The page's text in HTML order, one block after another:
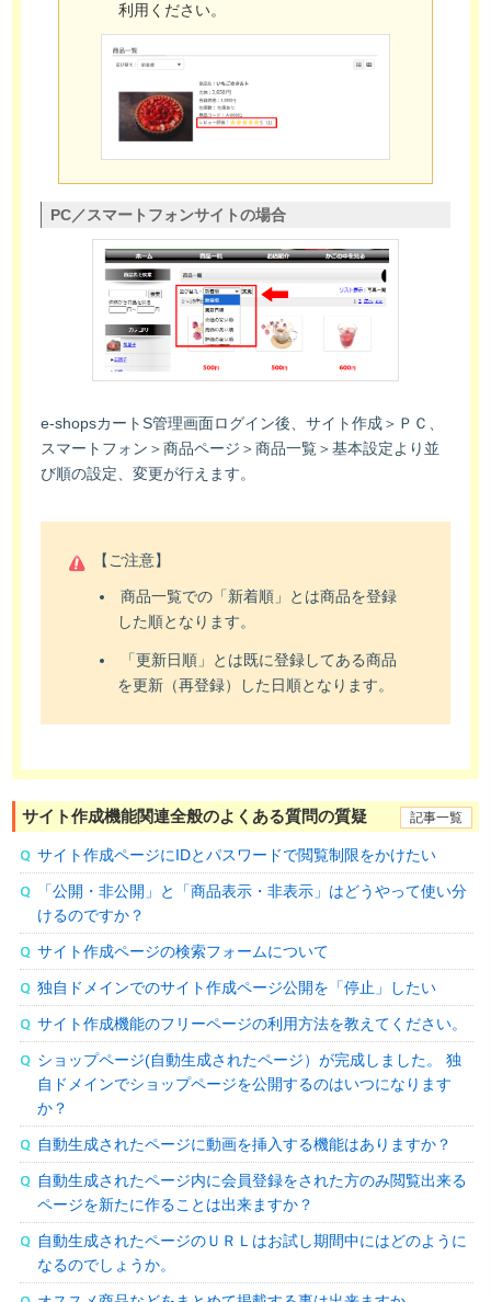
利用ください。
PC／スマートフォンサイトの場合
e-shopsカートS管理画面ログイン後、サイト作成＞ＰＣ、
スマートフォン＞商品ページ＞商品一覧＞基本設定より並
び順の設定、変更が行えます。
【ご注意】
商品一覧での「新着順」とは商品を登録
した順となります。
「更新日順」とは既に登録してある商品
を更新（再登録）した日順となります。
サイト作成機能関連全般のよくある質問の質疑 記事一覧
サイト作成ページにIDとパスワードで閲覧制限をかけたい
「公開・非公開」と「商品表示・非表示」はどうやって使い分
けるのですか？
サイト作成ページの検索フォームについて
独自ドメインでのサイト作成ページ公開を「停止」したい
サイト作成機能のフリーページの利用方法を教えてください。
ショップページ(自動生成されたページ）が完成しました。 独
自ドメインでショップページを公開するのはいつになります
か？
自動生成されたページに動画を挿入する機能はありますか？
自動生成されたページ内に会員登録をされた方のみ閲覧出来る
ページを新たに作ることは出来ますか？
自動生成されたページのＵＲＬはお試し期間中にはどのように
なるのでしょうか。